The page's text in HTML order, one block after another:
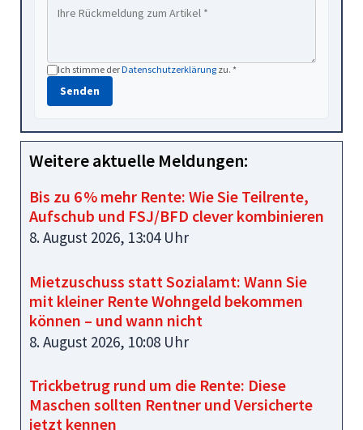
Ich stimme derDatenschutzerklärung zu. *
Senden
Weitere aktuelle Meldungen:
Bis zu 6 % mehr Rente: Wie Sie Teilrente,
Aufschub und FSJ/BFD clever kombinieren
8. August 2026, 13:04 Uhr
Mietzuschuss statt Sozialamt: Wann Sie
mit kleiner Rente Wohngeld bekommen
können – und wann nicht
8. August 2026, 10:08 Uhr
Trickbetrug rund um die Rente: Diese
Maschen sollten Rentner und Versicherte
jetzt kennen